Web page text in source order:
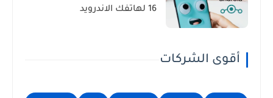
16 لهاتفك الاندرويد
أقوى الشركات